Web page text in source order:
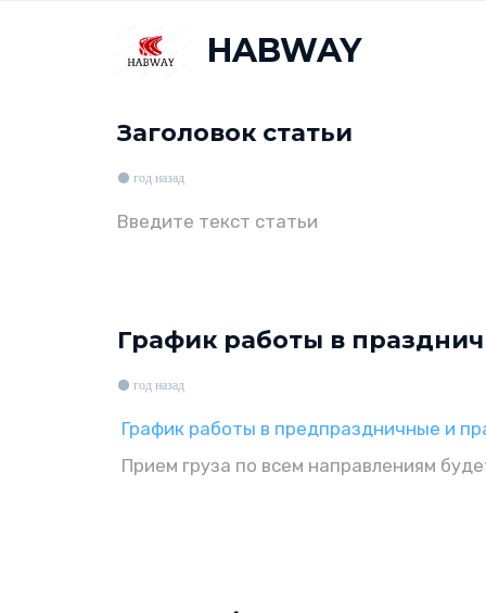
HABWAY
Заголовок статьи
год назад
Введите текст статьи
График работы в
год назад
График работы в предпраздничные и
Прием груза по всем направлениям